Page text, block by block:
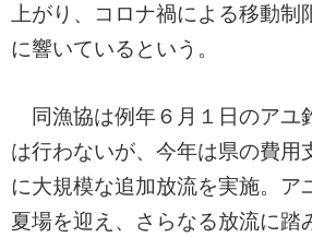
上がり、コロナ禍による移動制
に響いているという。
同漁協は例年６月１日のアユ
は行わないが、今年は県の費用
に大規模な追加放流を実施。ア
夏場を迎え、さらなる放流に踏